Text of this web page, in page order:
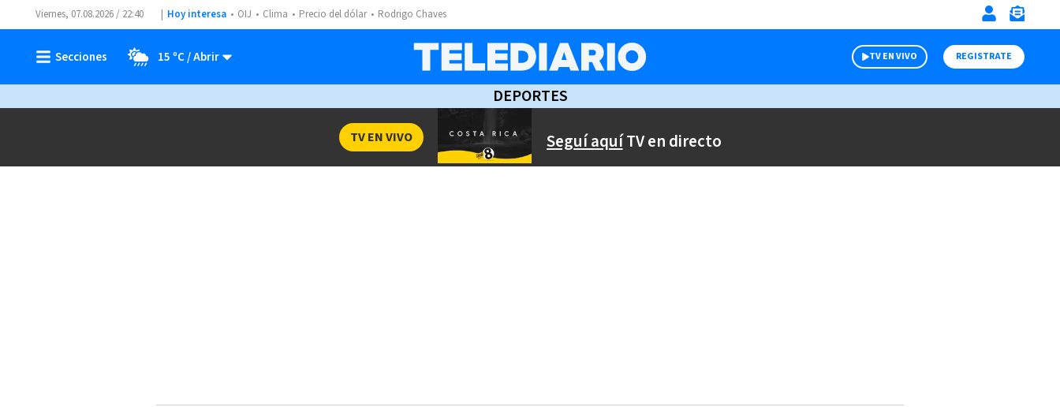
Viernes, 07.08.2026 / 22:40 Hoy interesa OIJ Clima Precio del dólar Rodrigo Chaves
15 ºC TV EN VIVO REGISTRATE
DEPORTES
Seguí aquíTV en directo
TV EN VIVO